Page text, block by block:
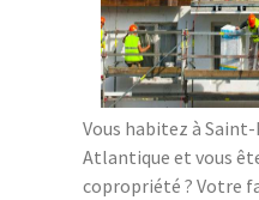
Vous habitez à
Atlantique et vous
copropriété ? Votre